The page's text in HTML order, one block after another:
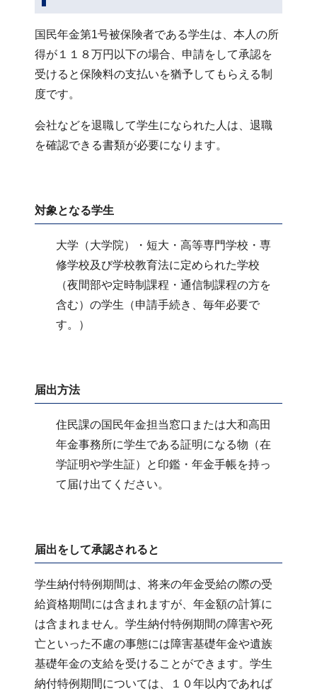
国民年金第1号被保険者である学生は、本人の所
得が１１８万円以下の場合、申請をして承認を
受けると保険料の支払いを猶予してもらえる制
度です。
会社などを退職して学生になられた人は、退職
を確認できる書類が必要になります。
対象となる学生
大学（大学院）・短大・高等専門学校・専
修学校及び学校教育法に定められた学校
（夜間部や定時制課程・通信制課程の方を
含む）の学生（申請手続き、毎年必要で
す。）
届出方法
住民課の国民年金担当窓口または大和高田
年金事務所に学生である証明になる物（在
学証明や学生証）と印鑑・年金手帳を持っ
て届け出てください。
届出をして承認されると
学生納付特例期間は、将来の年金受給の際の受
給資格期間には含まれますが、年金額の計算に
は含まれません。学生納付特例期間の障害や死
亡といった不慮の事態には障害基礎年金や遺族
基礎年金の支給を受けることができます。学生
納付特例期間については、１０年以内であれば